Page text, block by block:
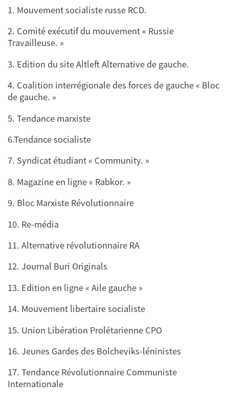
1. Mouvement socialiste russe RCD.
2. Comité exécutif du mouvement « Russie
Travailleuse. »
3. Edition du site Altleft Alternative de gauche.
4. Coalition interrégionale des forces de gauche « Bloc
de gauche. »
5. Tendance marxiste
6.Tendance socialiste
7. Syndicat étudiant « Community. »
8. Magazine en ligne « Rabkor. »
9. Bloc Marxiste Révolutionnaire
10. Re-média
11. Alternative révolutionnaire RA
12. Journal Buri Originals
13. Edition en ligne « Aile gauche »
14. Mouvement libertaire socialiste
15. Union Libération Prolétarienne CPO
16. Jeunes Gardes des Bolcheviks-léninistes
17. Tendance Révolutionnaire Communiste
Internationale